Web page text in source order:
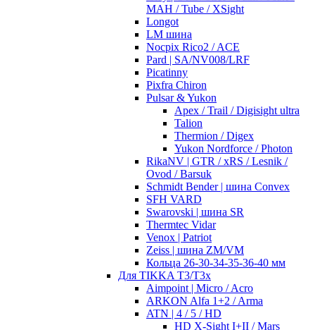
MAH / Tube / XSight
Longot
LM шина
Nocpix Rico2 / ACE
Pard | SA/NV008/LRF
Picatinny
Pixfra Chiron
Pulsar & Yukon
Apex / Trail / Digisight ultra
Talion
Thermion / Digex
Yukon Nordforce / Photon
RikaNV | GTR / xRS / Lesnik /
Ovod / Barsuk
Schmidt Bender | шина Convex
SFH VARD
Swarovski | шина SR
Thermtec Vidar
Venox | Patriot
Zeiss | шина ZM/VM
Кольца 26-30-34-35-36-40 мм
Для TIKKA T3/T3x
Aimpoint | Micro / Acro
ARKON Alfa 1+2 / Arma
ATN | 4 / 5 / HD
HD X-Sight I+II / Mars